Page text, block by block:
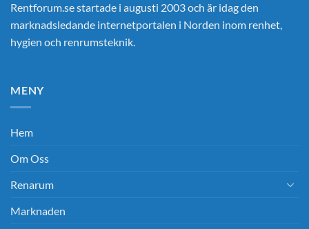
Rentforum.se startade i augusti 2003 och är idag den
marknadsledande internetportalen i Norden inom renhet,
hygien och renrumsteknik.
MENY
Hem
Om Oss
Renarum
Marknaden